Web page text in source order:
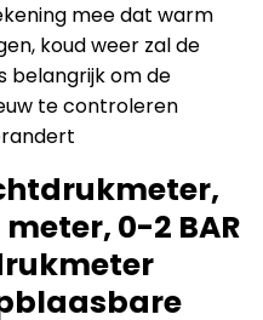
mee dat warm
koud weer zal de
belangrijk om de
te controleren
0-2 BAR